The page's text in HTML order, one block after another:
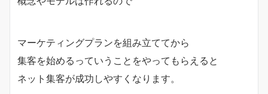
マーケティングプランを組み立ててから
集客を始めるっていうことをやってもらえると
ネット集客が成功しやすくなります。